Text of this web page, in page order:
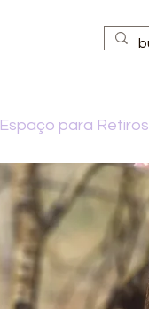
Espaço para Retiros